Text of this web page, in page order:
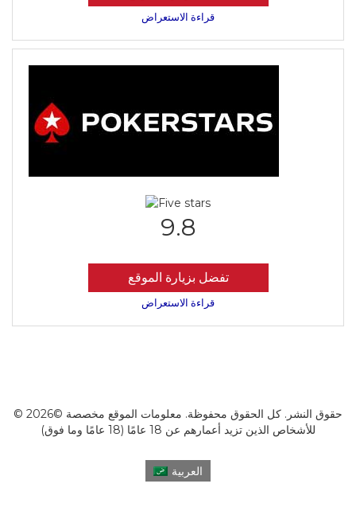
قراءة الاستعراض
9.8
تفضل بزيارة الموقع
قراءة الاستعراض
© 2026© حقوق النشر. كل الحقوق محفوظة. معلومات الموقع مخصصة
للأشخاص الذين تزيد أعمارهم عن 18 عامًا (18 عامًا وما فوق)
العربية